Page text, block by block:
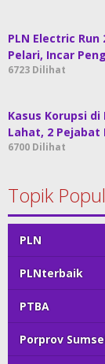
PLN Electric
Pelari, Incar
6723 Dilihat
Kasus Korupsi
Lahat, 2 Pejabat
6700 Dilihat
Topik
PLN
PLNterbaik
PTBA
Porprov